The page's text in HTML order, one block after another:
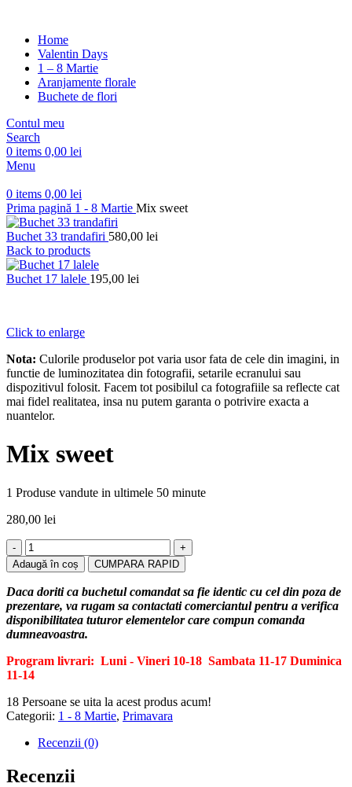
Home
Valentin Days
1 – 8 Martie
Aranjamente florale
Buchete de flori
Contul meu
Search
0 items 0,00 lei
Menu
0 items 0,00 lei
Prima pagină 1 - 8 Martie Mix sweet
Buchet 33 trandafiri 580,00 lei
Back to products
Buchet 17 lalele 195,00 lei
Click to enlarge
Nota: Culorile produselor pot varia usor fata de cele din imagini, in
functie de luminozitatea din fotografii, setarile ecranului sau
dispozitivul folosit. Facem tot posibilul ca fotografiile sa reflecte cat
mai fidel realitatea, insa nu putem garanta o potrivire exacta a
nuantelor.
Mix sweet
1 Produse vandute in ultimele 50 minute
280,00 lei
Cantitate
Mix
sweet
Adaugă în coș CUMPARA RAPID
Daca doriti ca buchetul comandat sa fie identic cu cel din poza de
prezentare, va rugam sa contactati comerciantul pentru a verifica
disponibilitatea tuturor elementelor care compun comanda
dumneavoastra.
Program livrari: Luni - Vineri 10-18 Sambata 11-17 Duminica
11-14
18 Persoane se uita la acest produs acum!
Categorii: 1 - 8 Martie, Primavara
Recenzii (0)
Recenzii